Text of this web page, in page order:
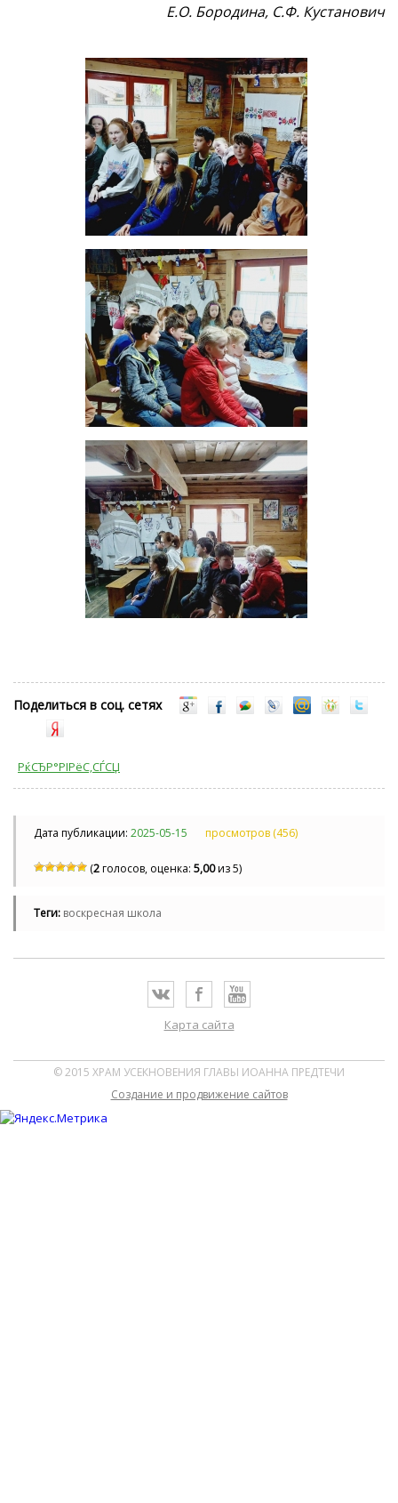
Е.О. Бородина, С.Ф. Кустанович
Поделиться в соц. сетях
РќСЂР°РІРёС‚СЃСЏ
Дата публикации: 2025-05-15 просмотров (456)
(2голосов, оценка: 5,00из 5)
Теги: воскресная школа
Карта сайта
© 2015 ХРАМ УСЕКНОВЕНИЯ ГЛАВЫ ИОАННА ПРЕДТЕЧИ
Cоздание и продвижение сайтов